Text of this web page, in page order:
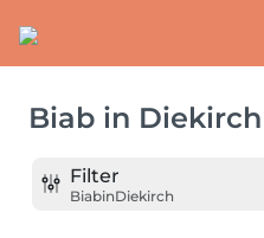
Biab in Diekirch
Filter
BiabinDiekirch